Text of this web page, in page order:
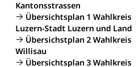
Kantonsstrassen
Übersichtsplan 1 Wahlkreis
Luzern-Stadt Luzern und Land
Übersichstplan 2 Wahlkreis
Willisau
Übersichtsplan 3 Wahlkreis
Schuldienste
Schulliste
Schulen
swissuniversities
Luzern
Hochschulbildung
Krippe, Kinderhort,
Tagesmutter,
Jahr